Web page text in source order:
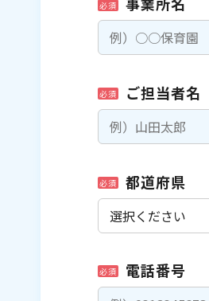
必須
必須 ご担当者名
必須 都道府県
必須 電話番号